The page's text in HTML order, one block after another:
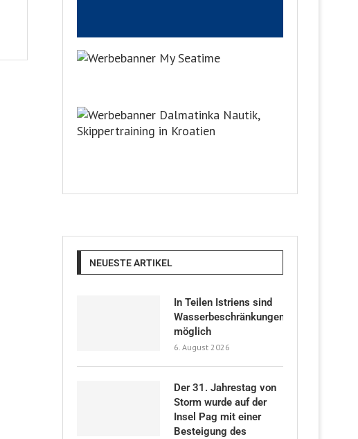
NEUESTE ARTIKEL
In Teilen Istriens sind
Wasserbeschränkungen
möglich
6. August 2026
Der 31. Jahrestag von
Storm wurde auf der
Insel Pag mit einer
Besteigung des